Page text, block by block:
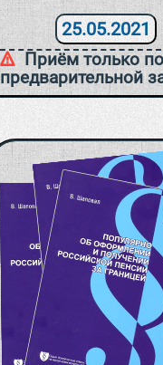
25.05.2021
Приём только по
предварительной